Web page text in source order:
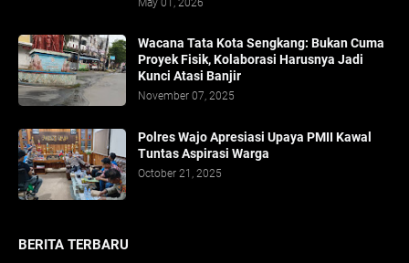
May 01, 2026
​Wacana Tata Kota Sengkang: Bukan Cuma
Proyek Fisik, Kolaborasi Harusnya Jadi
Kunci Atasi Banjir
November 07, 2025
Polres Wajo Apresiasi Upaya PMII Kawal
Tuntas Aspirasi Warga
October 21, 2025
BERITA TERBARU